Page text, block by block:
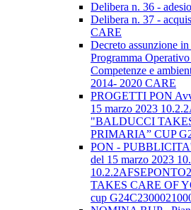
Delibera n. 36 -
Delibera n. 37 -
CARE
Decreto assunzione
Programma
Competenze e
2014- 2020 CARE
PROGETTI PON
15 marzo 2023
"BALDUCCI
PRIMARIA” CUP
PON -
del 15 marzo 2023
TAKES CARE OF
cup